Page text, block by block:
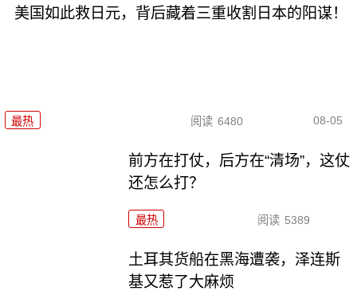
美国如此救日元，背后藏着三重收割日本的阳谋！
最热 阅读 6480 08-05
前方在打仗，后方在“清场”，这仗
还怎么打？
最热 阅读 5389
土耳其货船在黑海遭袭，泽连斯
基又惹了大麻烦